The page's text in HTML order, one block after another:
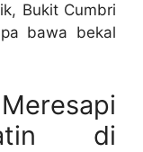
Bukit Cumbri
bawa bekal
di